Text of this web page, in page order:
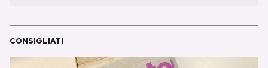
CONSIGLIATI